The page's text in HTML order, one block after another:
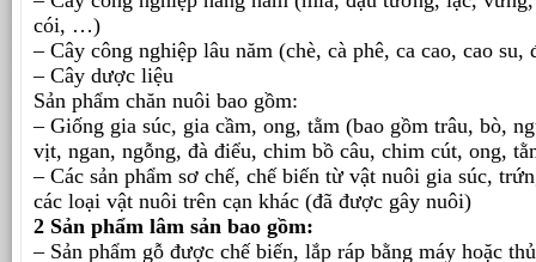
cói, …)
– Cây công nghiệp lâu năm (chè, cà phê, ca cao, cao
– Cây dược liệu
Sản phẩm chăn nuôi bao gồm:
– Giống gia súc, gia cầm, ong, tằm (bao gồm trâu, bò,
vịt, ngan, ngỗng, đà điểu, chim bồ câu, chim cút, ong,
– Các sản phẩm sơ chế, chế biến từ vật nuôi gia súc,
các loại vật nuôi trên cạn khác (đã được gây nuôi)
2 Sản phẩm lâm sản bao gồm:
– Sản phẩm gỗ được chế biến, lắp ráp bằng máy hoặc